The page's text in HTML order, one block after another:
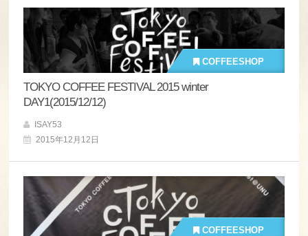
COFFEESHOP
TOKYO COFFEE FESTIVAL 2015 winter
DAY1(2015/12/12)
ISAY53
2015年12月12日
COFFEESHOP